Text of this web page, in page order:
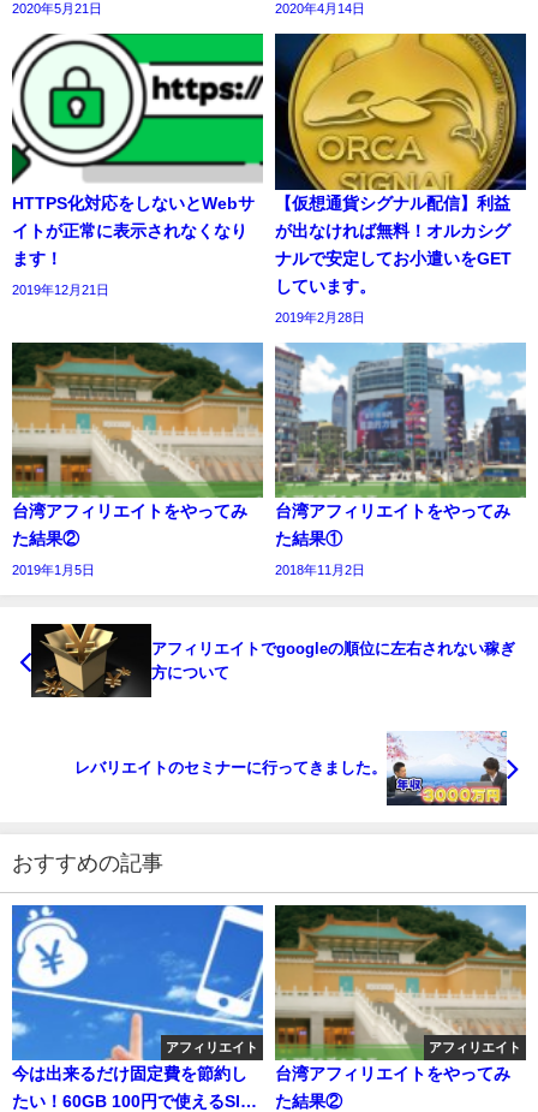
2020年5月21日 2020年4月14日
HTTPS化対応をしないとWebサ
イトが正常に表示されなくなり
ます！
2019年12月21日
【仮想通貨シグナル配信】利益
が出なければ無料！オルカシグ
ナルで安定してお小遣いをGET
しています。
2019年2月28日
台湾アフィリエイトをやってみ
た結果②
2019年1月5日
台湾アフィリエイトをやってみ
た結果①
2018年11月2日
アフィリエイトでgoogleの順位に左右されない稼ぎ
方について
レバリエイトのセミナーに行ってきました。
おすすめの記事
アフィリエイト
今は出来るだけ固定費を節約し
たい！60GB 100円で使えるSIM
アフィリエイト
台湾アフィリエイトをやってみ
た結果②